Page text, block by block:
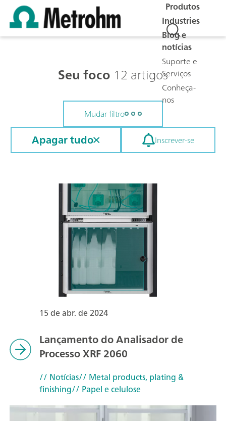
Produtos
Industries
Blog e
notícias
Suporte e
Serviços
Conheça-
nos
Seu foco 12 artigos
Mudar filtro
Apagar tudo Inscrever-se
15 de abr. de 2024
Lançamento do Analisador de
Processo XRF 2060
// Notícias// Metal products, plating &
finishing// Papel e celulose